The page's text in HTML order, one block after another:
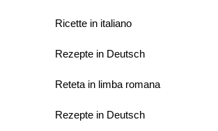
Ricette in italiano
Rezepte in Deutsch
Reteta in limba romana
Rezepte in Deutsch